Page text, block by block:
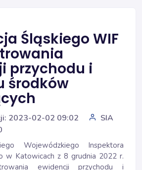
Śląskiego WIF
przychodu i
środków
2023-02-02 09:02
SIA
Wojewódzkiego Inspektora
w Katowicach z 8 grudnia 2022 r.
ewidencji przychodu i